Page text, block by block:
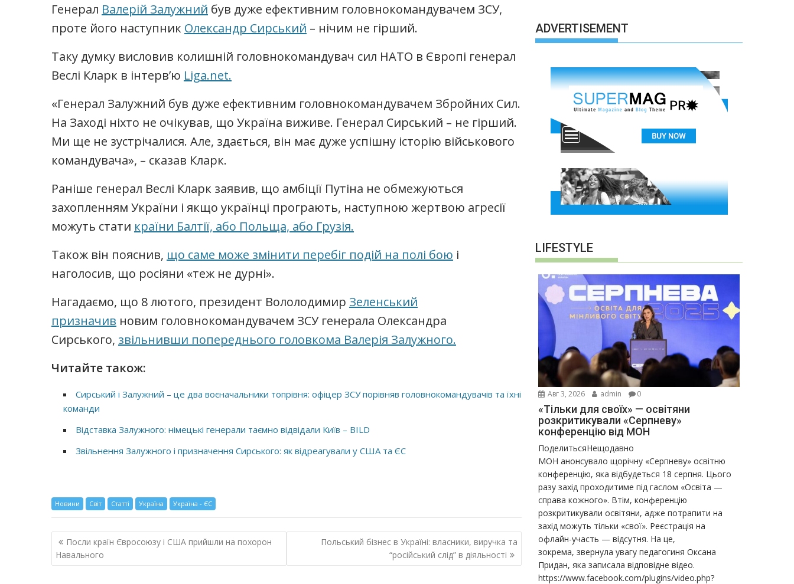
Генерал Валерій Залужний був дуже ефективним головнокомандувачем ЗСУ,
проте його наступник Олександр Сирський – нічим не гірший.
Таку думку висловив колишній головнокомандувач сил НАТО в Європі генерал
Веслі Кларк в інтерв’ю Liga.net.
«Генерал Залужний був дуже ефективним головнокомандувачем Збройних Сил.
На Заході ніхто не очікував, що Україна виживе. Генерал Сирський – не гірший.
Ми ще не зустрічалися. Але, здається, він має дуже успішну історію військового
командувача», – сказав Кларк.
Раніше генерал Веслі Кларк заявив, що амбіції Путіна не обмежуються
захопленням України і якщо українці програють, наступною жертвою агресії
можуть стати країни Балтії, або Польща, або Грузія.
Також він пояснив, що саме може змінити перебіг подій на полі бою і
наголосив, що росіяни «теж не дурні».
Нагадаємо, що 8 лютого, президент Вололодимир Зеленський
призначив новим головнокомандувачем ЗСУ генерала Олександра
Сирського, звільнивши попереднього головкома Валерія Залужного.
Читайте також:
Сирський і Залужний – це два воєначальники топрівня: офіцер ЗСУ порівняв головнокомандувачів та їхні
команди
Відставка Залужного: німецькі генерали таємно відвідали Київ – BILD
Звільнення Залужного і призначення Сирського: як відреагували у США та ЄС
Новини Світ Статті Україна Україна - ЄС
Навигация
по
записям
Посли країн Євросоюзу і США прийшли на похорон
Навального
Польський бізнес в Україні: власники, виручка та
“російський слід” в діяльності
ADVERTISEMENT
LIFESTYLE
Авг 3, 2026 admin 0
«Тільки для своїх» — освітяни
розкритикували «Серпневу»
конференцію від МОН
ПоделитьсяНещодавно
МОН анонсувало щорічну «Серпневу» освітню
конференцію, яка відбудеться 18 серпня. Цього
разу захід проходитиме під гаслом «Освіта —
справа кожного». Втім, конференцію
розкритикували освітяни, адже потрапити на
захід можуть тільки «свої». Реєстрація на
офлайн-участь — відсутня. На це,
зокрема, звернула увагу педагогиня Оксана
Придан, яка записала відповідне відео.
https://www.facebook.com/plugins/video.php?